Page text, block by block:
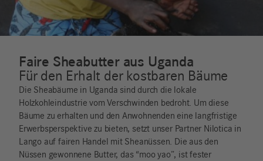
Faire Sheabutter aus Uganda
Für den Erhalt der kostbaren Bäume
Die Sheabäume in Uganda sind durch die lokale
Holzkohleindustrie vom Verschwinden bedroht. Um diese
Bäume zu erhalten und den Anwohnenden eine langfristige
Erwerbsperspektive zu bieten, setzt unser Partner Nilotica in
Lango auf fairen Handel mit Sheanüssen. Die aus den
Nüssen gewonnene Butter, das “moo yao”, ist fester